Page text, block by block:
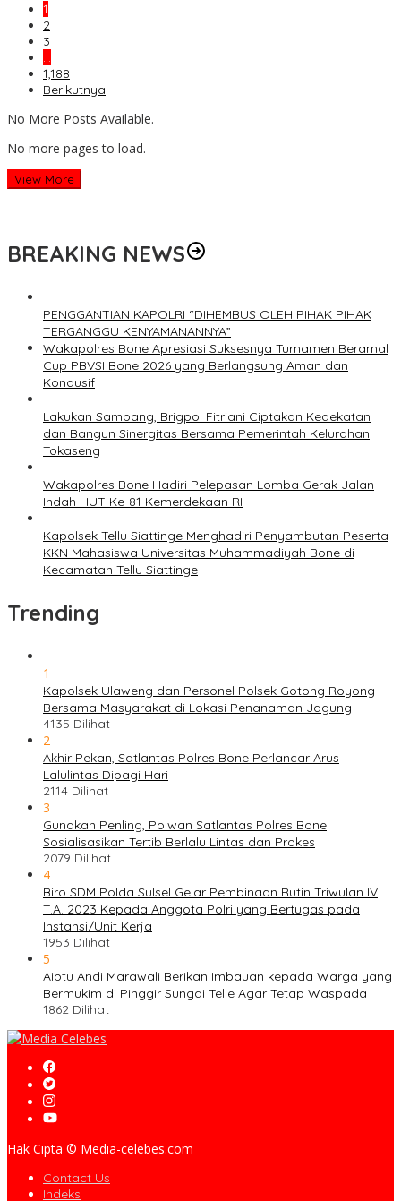
1
2
3
…
1,188
Berikutnya
No More Posts Available.
No more pages to load.
View More
BREAKING NEWS
PENGGANTIAN KAPOLRI “DIHEMBUS OLEH PIHAK PIHAK
TERGANGGU KENYAMANANNYA”
Wakapolres Bone Apresiasi Suksesnya Turnamen Beramal
Cup PBVSI Bone 2026 yang Berlangsung Aman dan
Kondusif
Lakukan Sambang, Brigpol Fitriani Ciptakan Kedekatan
dan Bangun Sinergitas Bersama Pemerintah Kelurahan
Tokaseng
Wakapolres Bone Hadiri Pelepasan Lomba Gerak Jalan
Indah HUT Ke-81 Kemerdekaan RI
Kapolsek Tellu Siattinge Menghadiri Penyambutan Peserta
KKN Mahasiswa Universitas Muhammadiyah Bone di
Kecamatan Tellu Siattinge
Trending
1
Kapolsek Ulaweng dan Personel Polsek Gotong Royong
Bersama Masyarakat di Lokasi Penanaman Jagung
4135 Dilihat
2
Akhir Pekan, Satlantas Polres Bone Perlancar Arus
Lalulintas Dipagi Hari
2114 Dilihat
3
Gunakan Penling, Polwan Satlantas Polres Bone
Sosialisasikan Tertib Berlalu Lintas dan Prokes
2079 Dilihat
4
Biro SDM Polda Sulsel Gelar Pembinaan Rutin Triwulan IV
T.A. 2023 Kepada Anggota Polri yang Bertugas pada
Instansi/Unit Kerja
1953 Dilihat
5
Aiptu Andi Marawali Berikan Imbauan kepada Warga yang
Bermukim di Pinggir Sungai Telle Agar Tetap Waspada
1862 Dilihat
Hak Cipta © Media-celebes.com
Contact Us
Indeks